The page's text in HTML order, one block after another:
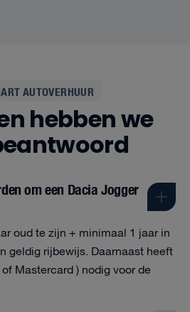
AUTOVERHUUR
hebben we
om een Dacia Jogger
oud te zijn + minimaal 1 jaar in
geldig rijbewijs. Daarnaast heeft
Mastercard ) nodig voor de